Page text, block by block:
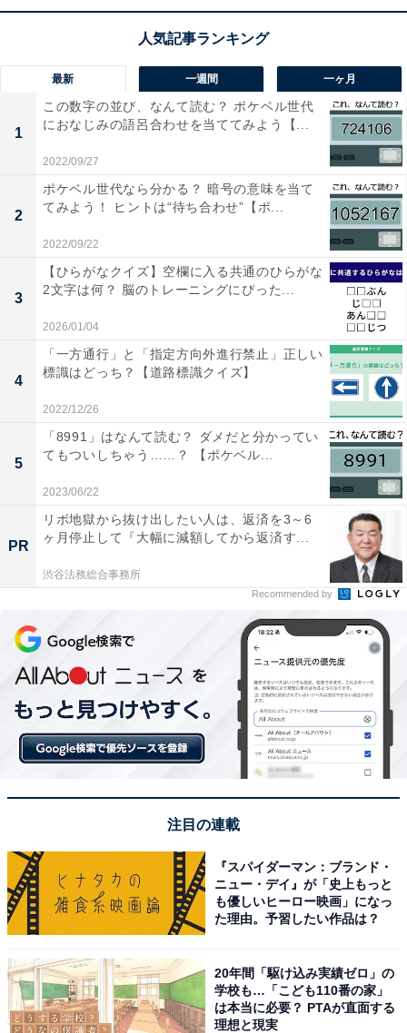
1 2
最新 一週間 一ヶ月
1
この数字の並び、なんて読む？ ポケベル世代
におなじみの語呂合わせを当ててみよう【...
2022/09/27
2
ポケベル世代なら分かる？ 暗号の意味を当て
てみよう！ ヒントは“待ち合わせ”【ポ...
2022/09/22
3
【ひらがなクイズ】空欄に入る共通のひらがな
2文字は何？ 脳のトレーニングにぴった...
2026/01/04
4
「一方通行」と「指定方向外進行禁止」正しい
標識はどっち？【道路標識クイズ】
2022/12/26
5
「8991」はなんて読む？ ダメだと分かってい
てもついしちゃう……？ 【ポケベル...
2023/06/22
PR
リボ地獄から抜け出したい人は、返済を3～6
ヶ月停止して『大幅に減額してから返済す...
渋谷法務総合事務所
Recommended by
注目の連載
『スパイダーマン：ブランド・
ニュー・デイ』が「史上もっと
も優しいヒーロー映画」になっ
た理由。予習したい作品は？
20年間「駆け込み実績ゼロ」の
学校も…「こども110番の家」
は本当に必要？ PTAが直面する
理想と現実